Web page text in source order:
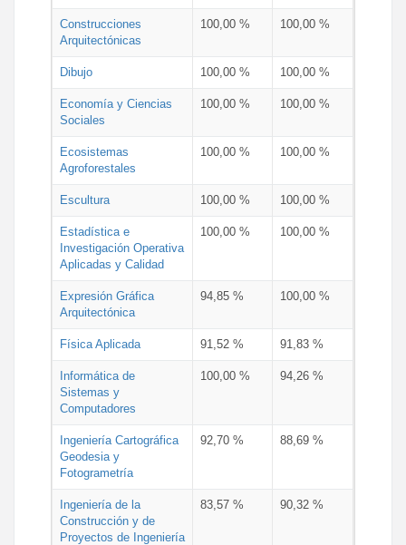
Construcciones
Arquitectónicas
100,00 % 100,00 %
Dibujo 100,00 % 100,00 %
Economía y Ciencias
Sociales
100,00 % 100,00 %
Ecosistemas
Agroforestales
100,00 % 100,00 %
Escultura 100,00 % 100,00 %
Estadística e
Investigación Operativa
Aplicadas y Calidad
100,00 % 100,00 %
Expresión Gráfica
Arquitectónica
94,85 % 100,00 %
Física Aplicada 91,52 % 91,83 %
Informática de
Sistemas y
Computadores
100,00 % 94,26 %
Ingeniería Cartográfica
Geodesia y
Fotogrametría
92,70 % 88,69 %
Ingeniería de la
Construcción y de
Proyectos de Ingeniería
83,57 % 90,32 %